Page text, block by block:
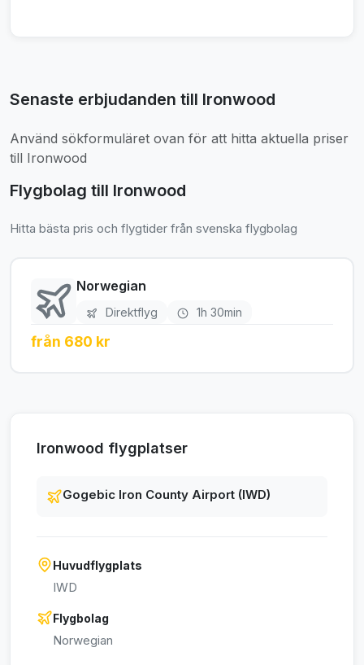
Senaste erbjudanden till Ironwood
Använd sökformuläret ovan för att hitta aktuella priser
till Ironwood
Flygbolag till Ironwood
Hitta bästa pris och flygtider från svenska flygbolag
Norwegian
Direktflyg 1h 30min
från 680 kr
Ironwood flygplatser
Gogebic Iron County Airport (IWD)
Huvudflygplats
IWD
Flygbolag
Norwegian